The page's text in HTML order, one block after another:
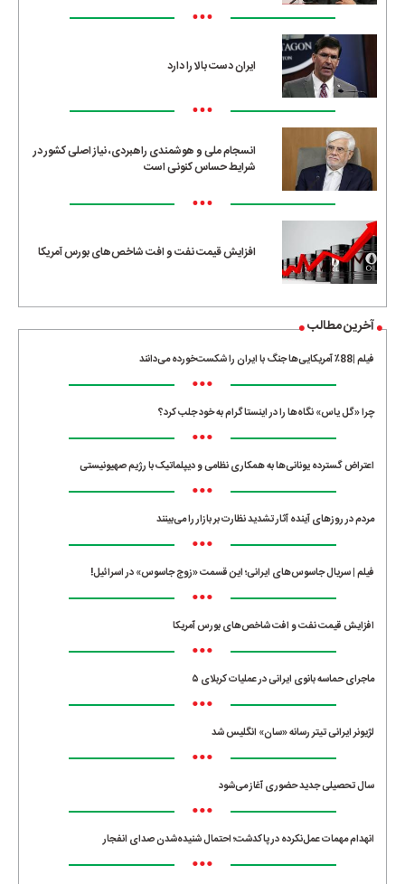
•••
ایران دست بالا را دارد
•••
انسجام ملی و هوشمندی راهبردی، نیاز اصلی کشور در
شرایط حساس کنونی است
•••
افزایش قیمت نفت و افت شاخص‌های بورس آمریکا
آخرین مطالب
فیلم |88٪ آمریکایی‌ها جنگ با ایران را شکست‌خورده می‌دانند
•••
چرا «گل یاس» نگاه‌ها را در اینستاگرام به خود جلب کرد؟
•••
اعتراض گسترده یونانی‌ها به همکاری نظامی و دیپلماتیک با رژیم صهیونیستی
•••
مردم در روزهای آینده آثار تشدید نظارت بر بازار را می‌بینند
•••
فیلم | سریال جاسوس‌های ایرانی؛ این قسمت «زوج جاسوس» در اسرائیل!
•••
افزایش قیمت نفت و افت شاخص‌های بورس آمریکا
•••
ماجرای حماسه‌ بانوی ایرانی در عملیات کربلای ۵
•••
لژیونر ایرانی تیتر رسانه «سان» انگلیس شد
•••
سال تحصیلی جدید حضوری آغاز می‌شود
•••
انهدام مهمات عمل‌نکرده در پاکدشت؛ احتمال شنیده‌شدن صدای انفجار
•••